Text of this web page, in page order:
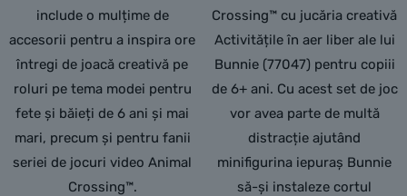
include o mulțime de
accesorii pentru a inspira ore
întregi de joacă creativă pe
roluri pe tema modei pentru
fete și băieți de 6 ani și mai
mari, precum și pentru fanii
seriei de jocuri video Animal
Crossing™.
Crossing™ cu jucăria creativă
Activitățile în aer liber ale lui
Bunnie (77047) pentru copiii
de 6+ ani. Cu acest set de joc
vor avea parte de multă
distracție ajutând
minifigurina iepuraș Bunnie
să-și instaleze cortul